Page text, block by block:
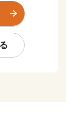
ランド製品
す。
山の幸も海
の味」が職